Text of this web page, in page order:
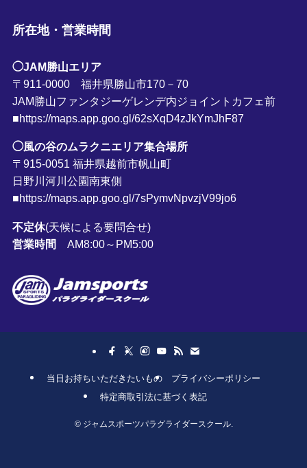
所在地・営業時間
◯JAM勝山エリア
〒911-0000 福井県勝山市170－70
JAM勝山ファンタジーゲレンデ内ジョイントカフェ前
■https://maps.app.goo.gl/62sXqD4zJkYmJhF87
◯風の谷のムラクニエリア集合場所
〒915-0051 福井県越前市帆山町
日野川河川公園南東側
■https://maps.app.goo.gl/7sPymvNpvzjV99jo6
不定休(天候による要問合せ)
営業時間
AM8:00～PM5:00
当日お持ちいただきたいもの
プライバシーポリシー
特定商取引法に基づく表記
©ジャムスポーツパラグライダースクール.